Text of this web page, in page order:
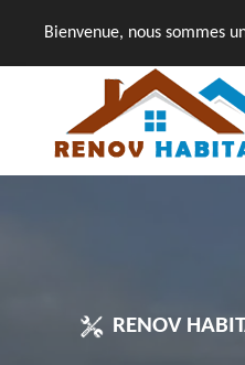
Bienvenue, nous sommes
RENOV